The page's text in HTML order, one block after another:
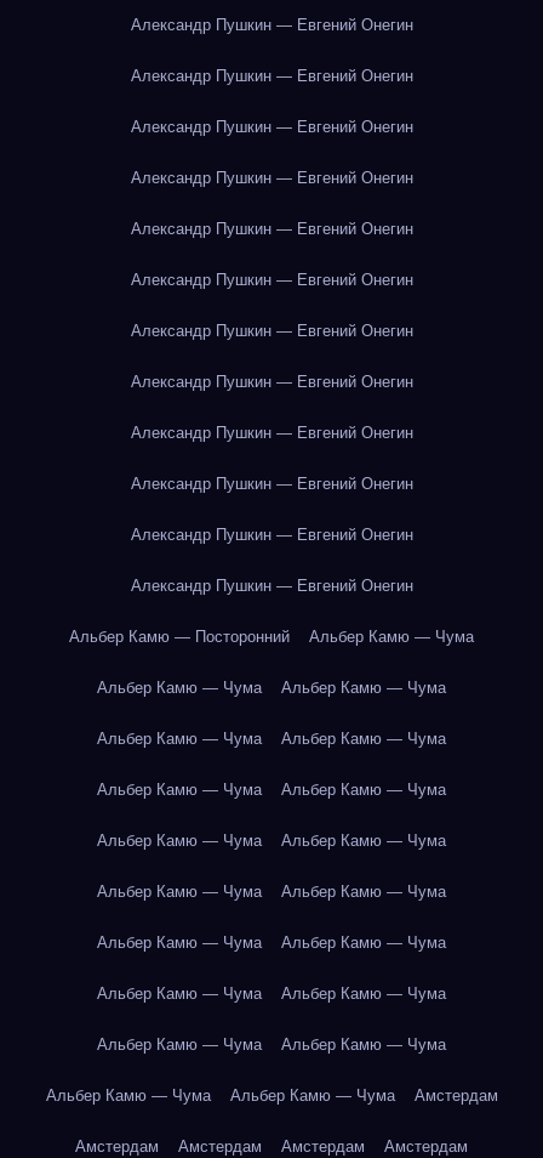
Александр Пушкин — Евгений Онегин
Александр Пушкин — Евгений Онегин
Александр Пушкин — Евгений Онегин
Александр Пушкин — Евгений Онегин
Александр Пушкин — Евгений Онегин
Александр Пушкин — Евгений Онегин
Александр Пушкин — Евгений Онегин
Александр Пушкин — Евгений Онегин
Александр Пушкин — Евгений Онегин
Александр Пушкин — Евгений Онегин
Александр Пушкин — Евгений Онегин
Александр Пушкин — Евгений Онегин
Альбер Камю — Посторонний Альбер Камю — Чума
Альбер Камю — Чума Альбер Камю — Чума
Альбер Камю — Чума Альбер Камю — Чума
Альбер Камю — Чума Альбер Камю — Чума
Альбер Камю — Чума Альбер Камю — Чума
Альбер Камю — Чума Альбер Камю — Чума
Альбер Камю — Чума Альбер Камю — Чума
Альбер Камю — Чума Альбер Камю — Чума
Альбер Камю — Чума Альбер Камю — Чума
Альбер Камю — Чума Альбер Камю — Чума Амстердам
Амстердам Амстердам Амстердам Амстердам